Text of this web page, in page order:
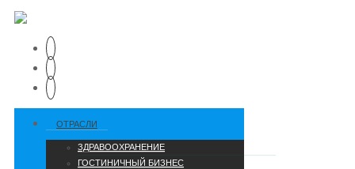
ОТРАСЛИ
ЗДРАВООХРАНЕНИЕ
ГОСТИНИЧНЫЙ БИЗНЕС